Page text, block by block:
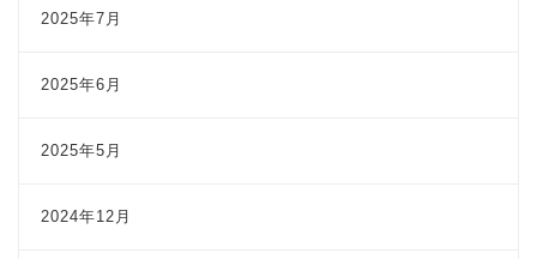
2025年7月
2025年6月
2025年5月
2024年12月